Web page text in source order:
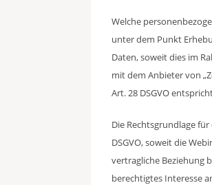
Welche
unter dem Punkt
Daten, soweit dies im
mit dem Anbieter von
Art. 28 DSGVO
Die Rechtsgrundlage
DSGVO, soweit die
vertragliche Beziehung
berechtigtes Interesse